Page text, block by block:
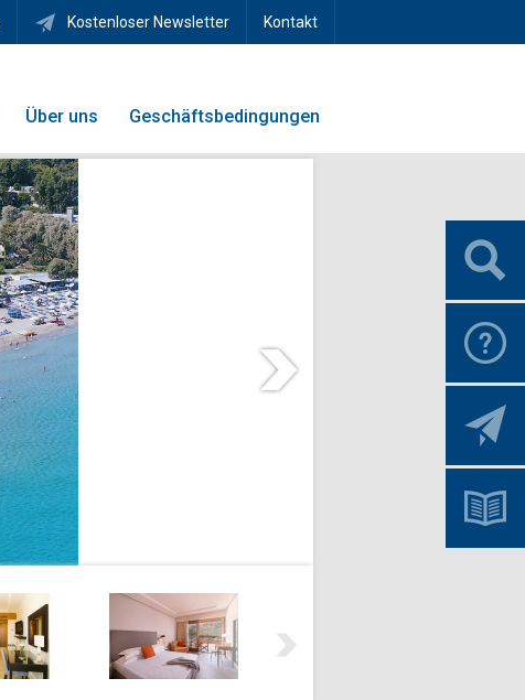
Kostenloser Newsletter Kontakt
Über uns Geschäftsbedingungen